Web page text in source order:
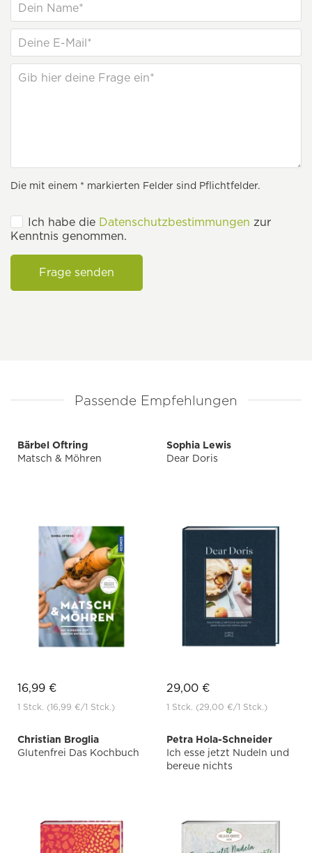
Die mit einem * markierten Felder sind Pflichtfelder.
Ich habe die Datenschutzbestimmungen zur
Kenntnis genommen.
Frage senden
Passende Empfehlungen
Bärbel Oftring
Matsch & Möhren
16,99 €
1 Stck. (16,99 €/1 Stck.)
Sophia Lewis
Dear Doris
29,00 €
1 Stck. (29,00 €/1 Stck.)
Christian Broglia
Glutenfrei Das Kochbuch
Petra Hola-Schneider
Ich esse jetzt Nudeln und
bereue nichts